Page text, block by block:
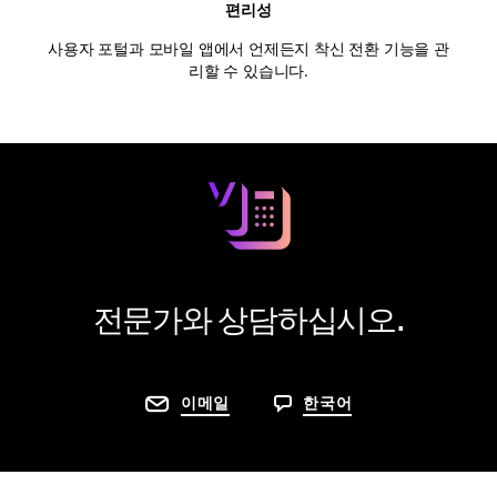
편리성
사용자 포털과 모바일 앱에서 언제든지 착신 전환 기능을 관
리할 수 있습니다.
전문가와 상담하십시오.
이메일 한국어